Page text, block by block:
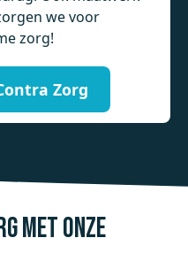
we voor
zorg!
Zorg
met onze